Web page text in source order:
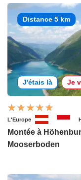
Distance 5 km
J'étais là Je
L'Europe
Montée à
Mooserboden